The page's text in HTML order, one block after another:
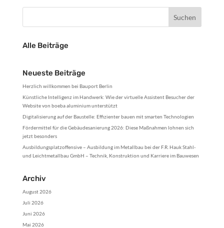
Alle Beiträge
Neueste Beiträge
Herzlich willkommen bei Bauport Berlin
Künstliche Intelligenz im Handwerk: Wie der virtuelle Assistent Besucher der
Website von boeba aluminium unterstützt
Digitalisierung auf der Baustelle: Effizienter bauen mit smarten Technologien
Fördermittel für die Gebäudesanierung 2026: Diese Maßnahmen lohnen sich
jetzt besonders
Ausbildungsplatzoffensive – Ausbildung im Metallbau bei der F.R. Hauk Stahl-
und Leichtmetallbau GmbH – Technik, Konstruktion und Karriere im Bauwesen
Archiv
August 2026
Juli 2026
Juni 2026
Mai 2026